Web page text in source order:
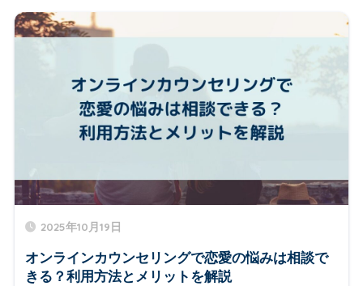
2025年10月19日
オンラインカウンセリングで恋愛の悩みは相談で
きる？利用方法とメリットを解説